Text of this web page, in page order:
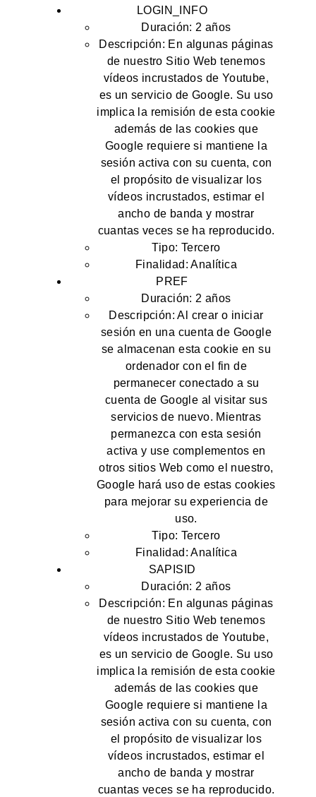
LOGIN_INFO
Duración: 2 años
Descripción: En algunas páginas
de nuestro Sitio Web tenemos
vídeos incrustados de Youtube,
es un servicio de Google. Su uso
implica la remisión de esta cookie
además de las cookies que
Google requiere si mantiene la
sesión activa con su cuenta, con
el propósito de visualizar los
vídeos incrustados, estimar el
ancho de banda y mostrar
cuantas veces se ha reproducido.
Tipo: Tercero
Finalidad: Analítica
PREF
Duración: 2 años
Descripción: Al crear o iniciar
sesión en una cuenta de Google
se almacenan esta cookie en su
ordenador con el fin de
permanecer conectado a su
cuenta de Google al visitar sus
servicios de nuevo. Mientras
permanezca con esta sesión
activa y use complementos en
otros sitios Web como el nuestro,
Google hará uso de estas cookies
para mejorar su experiencia de
uso.
Tipo: Tercero
Finalidad: Analítica
SAPISID
Duración: 2 años
Descripción: En algunas páginas
de nuestro Sitio Web tenemos
vídeos incrustados de Youtube,
es un servicio de Google. Su uso
implica la remisión de esta cookie
además de las cookies que
Google requiere si mantiene la
sesión activa con su cuenta, con
el propósito de visualizar los
vídeos incrustados, estimar el
ancho de banda y mostrar
cuantas veces se ha reproducido.